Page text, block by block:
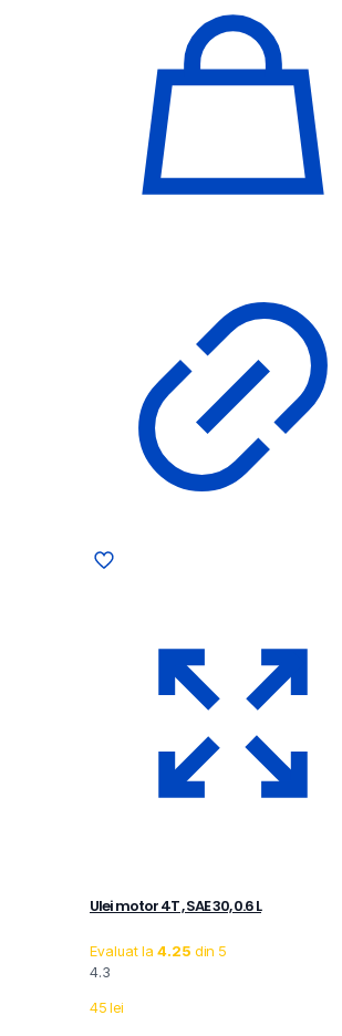
Ulei motor 4T , SAE 30, 0.6 L
Evaluat la 4.25 din 5
4.3
45lei